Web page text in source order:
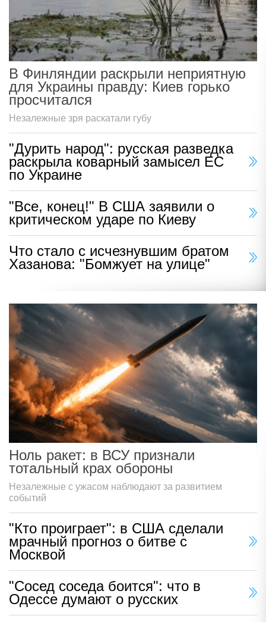
В Финляндии раскрыли неприятную
для Украины правду: Киев горько
просчитался
Незалежные зря раскатали губу
"Дурить народ": русская разведка
раскрыла коварный замысел ЕС
по Украине
"Все, конец!" В США заявили о
критическом ударе по Киеву
Что стало с исчезнувшим братом
Хазанова: "Бомжует на улице"
Ноль ракет: в ВСУ признали
тотальный крах обороны
Незалежные с ужасом наблюдают за развитием
событий
"Кто проиграет": в США сделали
мрачный прогноз о битве с
Москвой
"Сосед соседа боится": что в
Одессе думают о русских